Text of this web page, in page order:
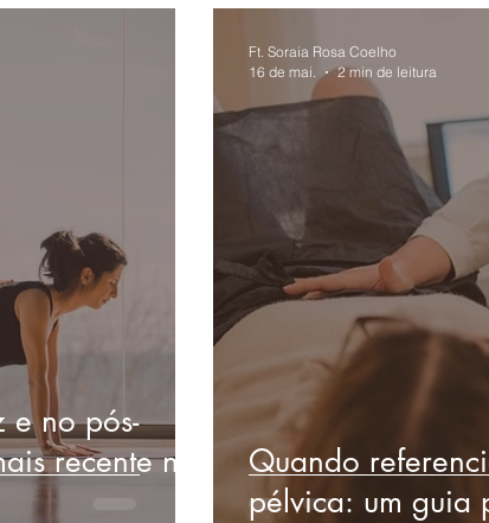
e no pós-
recente nos
Quando
pélvica: um guia
Ft. Soraia Rosa Coelho
16 de mai.
2 min de leitura